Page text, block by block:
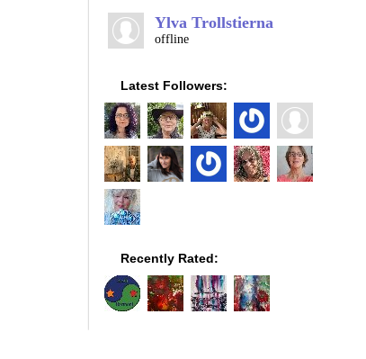
Ylva Trollstierna
offline
Latest Followers:
Recently Rated: